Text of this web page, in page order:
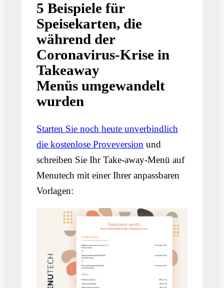
5 Beispiele für
Speisekarten, die
während der
Coronavirus-Krise in
Takeaway
Menüs umgewandelt
wurden
Starten Sie noch heute unverbindlich
die kostenlose Proveversion und
schreiben Sie Ihr Take-away-Menü auf
Menutech mit einer Ihrer anpassbaren
Vorlagen: